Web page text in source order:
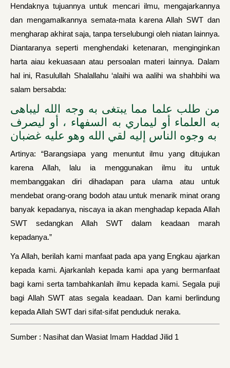
Hendaknya tujuannya untuk mencari ilmu, mengajarkannya
dan mengamalkannya semata-mata karena Allah SWT dan
mengharap akhirat saja, tanpa terselubungi oleh niatan lainnya.
Diantaranya seperti menghendaki ketenaran, menginginkan
harta aiau kekuasaan atau persoalan materi lainnya. Dalam
hal ini, Rasulullah Shalallahu ‘alaihi wa aalihi wa shahbihi wa
salam bersabda:
من طلب علما مما يبتغى به وجه الله ليباهى
به العلماء أو ليماري به السفهاء ، أو ليصرف
به وجوه الناس إليه لقي الله وهو عليه غضبان
Artinya: “Barangsiapa yang menuntut ilmu yang ditujukan
karena Allah, lalu ia menggunakan ilmu itu untuk
membanggakan diri dihadapan para ulama atau untuk
mendebat orang-orang bodoh atau untuk menarik minat orang
banyak kepadanya, niscaya ia akan menghadap kepada Allah
SWT sedangkan Allah SWT dalam keadaan marah
kepadanya.”
Ya Allah, berilah kami manfaat pada apa yang Engkau ajarkan
kepada kami. Ajarkanlah kepada kami apa yang bermanfaat
bagi kami serta tambahkanlah ilmu kepada kami. Segala puji
bagi Allah SWT atas segala keadaan. Dan kami berlindung
kepada Allah SWT dari sifat-sifat penduduk neraka.
Sumber : Nasihat dan Wasiat Imam Haddad Jilid 1